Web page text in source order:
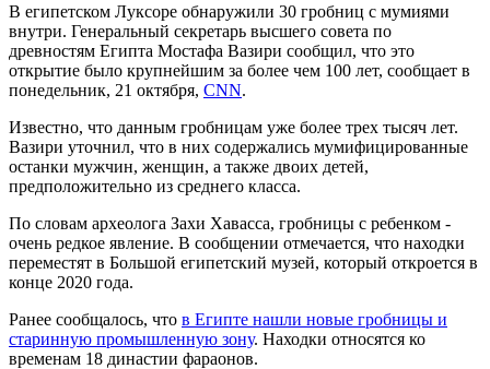
В египетском Луксоре обнаружили 30 гробниц с мумиями
внутри. Генеральный секретарь высшего совета по
древностям Египта Мостафа Вазири сообщил, что это
открытие было крупнейшим за более чем 100 лет, сообщает в
понедельник, 21 октября, CNN.
Известно, что данным гробницам уже более трех тысяч лет.
Вазири уточнил, что в них содержались мумифицированные
останки мужчин, женщин, а также двоих детей,
предположительно из среднего класса.
По словам археолога Захи Хавасса, гробницы с ребенком -
очень редкое явление. В сообщении отмечается, что находки
переместят в Большой египетский музей, который откроется в
конце 2020 года.
Ранее сообщалось, что в Египте нашли новые гробницы и
старинную промышленную зону. Находки относятся ко
временам 18 династии фараонов.